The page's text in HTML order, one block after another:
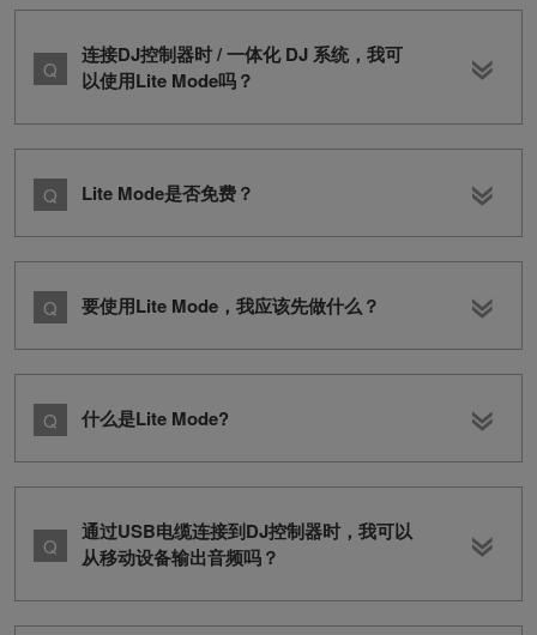
连接DJ控制器时 / 一体化 DJ 系统，我可
以使用Lite Mode吗？
Lite Mode是否免费？
要使用Lite Mode，我应该先做什么？
什么是Lite Mode?
通过USB电缆连接到DJ控制器时，我可以
从移动设备输出音频吗？